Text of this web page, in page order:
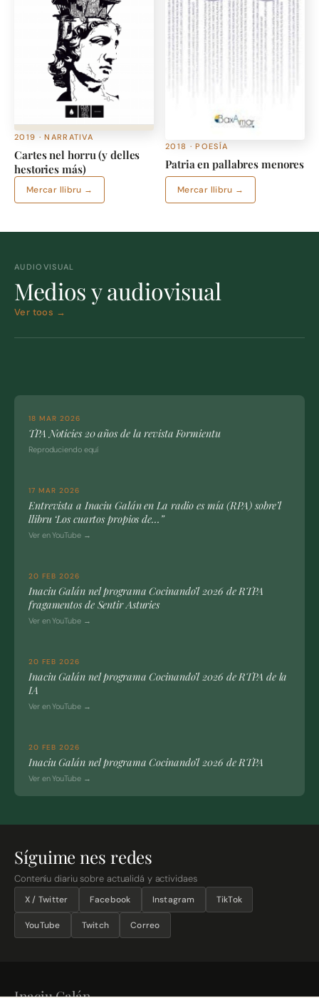
2019 · NARRATIVA
Cartes nel horru (y delles
hestories más)
Mercar llibru →
2018 · POESÍA
Patria en pallabres menores
Mercar llibru →
AUDIOVISUAL
Medios y audiovisual
Ver toos →
18 MAR 2026
TPA Noticies 20 años de la revista Formientu
Reproduciendo equí
17 MAR 2026
Entrevista a Inaciu Galán en La radio es mía (RPA) sobre’l
llibru ‘Los cuartos propios de…”
Ver en YouTube →
20 FEB 2026
Inaciu Galán nel programa Cocinando’l 2026 de RTPA
fragamentos de Sentir Asturies
Ver en YouTube →
20 FEB 2026
Inaciu Galán nel programa Cocinando’l 2026 de RTPA de la
IA
Ver en YouTube →
20 FEB 2026
Inaciu Galán nel programa Cocinando’l 2026 de RTPA
Ver en YouTube →
Síguime nes redes
Conteníu diariu sobre actualidá y actividaes
X / Twitter Facebook Instagram TikTok
YouTube Twitch Correo